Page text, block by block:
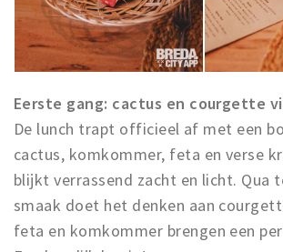
Eerste gang: cactus en courgette
De lunch trapt officieel af met een
cactus, komkommer, feta en verse
blijkt verrassend zacht en licht. Qua
smaak doet het denken aan
feta en komkommer brengen een